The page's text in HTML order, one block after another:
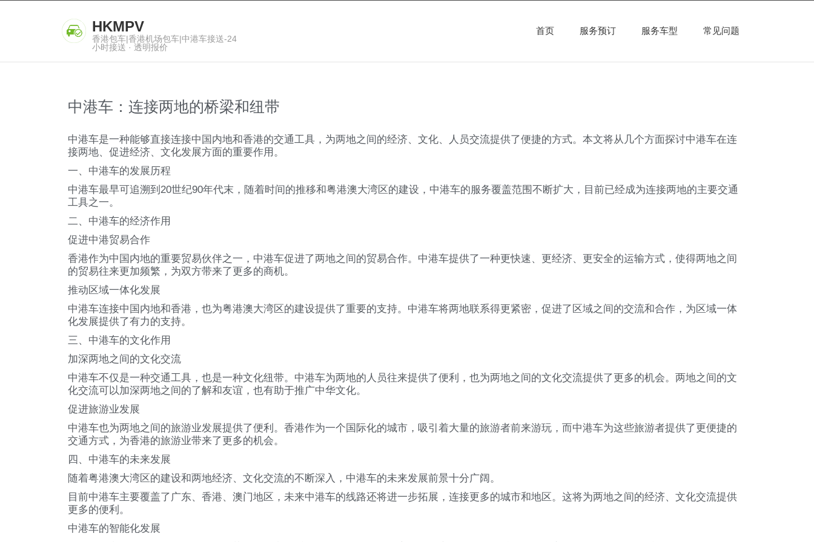
HKMPV
香港包车|香港机场包车|中港车接送-24
小时接送 · 透明报价
首页 服务预订 服务车型 常见问题
中港车：连接两地的桥梁和纽带
中港车是一种能够直接连接中国内地和香港的交通工具，为两地之间的经济、文化、人员交流提供了便捷的方式。本文将从几个方面探讨中港车在连
接两地、促进经济、文化发展方面的重要作用。
一、中港车的发展历程
中港车最早可追溯到20世纪90年代末，随着时间的推移和粤港澳大湾区的建设，中港车的服务覆盖范围不断扩大，目前已经成为连接两地的主要交通
工具之一。
二、中港车的经济作用
促进中港贸易合作
香港作为中国内地的重要贸易伙伴之一，中港车促进了两地之间的贸易合作。中港车提供了一种更快速、更经济、更安全的运输方式，使得两地之间
的贸易往来更加频繁，为双方带来了更多的商机。
推动区域一体化发展
中港车连接中国内地和香港，也为粤港澳大湾区的建设提供了重要的支持。中港车将两地联系得更紧密，促进了区域之间的交流和合作，为区域一体
化发展提供了有力的支持。
三、中港车的文化作用
加深两地之间的文化交流
中港车不仅是一种交通工具，也是一种文化纽带。中港车为两地的人员往来提供了便利，也为两地之间的文化交流提供了更多的机会。两地之间的文
化交流可以加深两地之间的了解和友谊，也有助于推广中华文化。
促进旅游业发展
中港车也为两地之间的旅游业发展提供了便利。香港作为一个国际化的城市，吸引着大量的旅游者前来游玩，而中港车为这些旅游者提供了更便捷的
交通方式，为香港的旅游业带来了更多的机会。
四、中港车的未来发展
随着粤港澳大湾区的建设和两地经济、文化交流的不断深入，中港车的未来发展前景十分广阔。
目前中港车主要覆盖了广东、香港、澳门地区，未来中港车的线路还将进一步拓展，连接更多的城市和地区。这将为两地之间的经济、文化交流提供
更多的便利。
中港车的智能化发展